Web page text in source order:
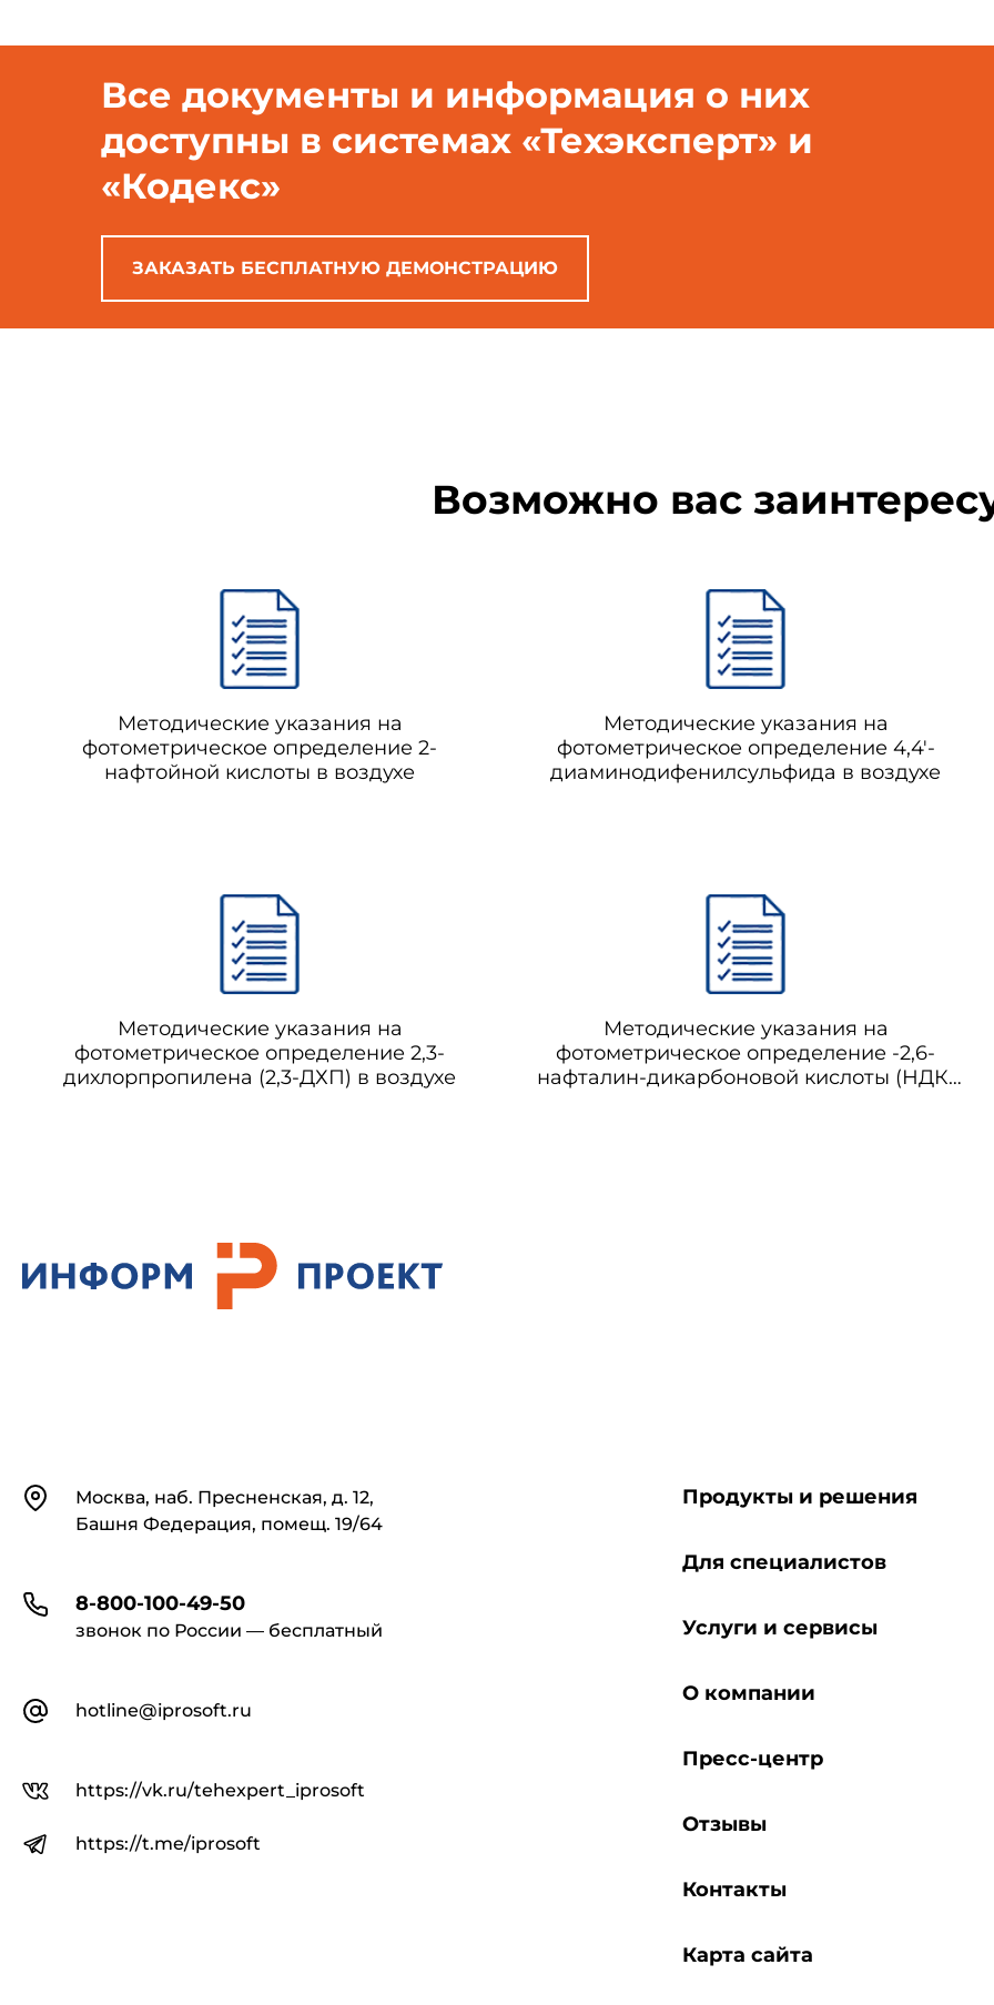
Все документы и информация о них
доступны в системах «Техэксперт» и
«Кодекс»
ЗАКАЗАТЬ БЕСПЛАТНУЮ ДЕМОНСТРАЦИЮ
Возможно вас
Методические указания на
фотометрическое определение 2-
нафтойной кислоты в воздухе
Методические указания на
фотометрическое определение 4,4'-
диаминодифенилсульфида в воздухе
Методические указания на
фотометрическое определение 2,3-
дихлорпропилена (2,3-ДХП) в воздухе
Методические указания на
фотометрическое определение -2,6-
нафталин-дикарбоновой кислоты (НДК)
КонтактыМосква, наб. Пресненская, д. 12,
Башня Федерация, помещ. 19/64
8-800-100-49-50
звонок по России — бесплатный
hotline@iprosoft.ru
https://vk.ru/tehexpert_iprosoft
https://t.me/iprosoft
Продукты и решения
Для специалистов
Услуги и сервисы
О компании
Пресс-центр
Отзывы
Контакты
Карта сайта